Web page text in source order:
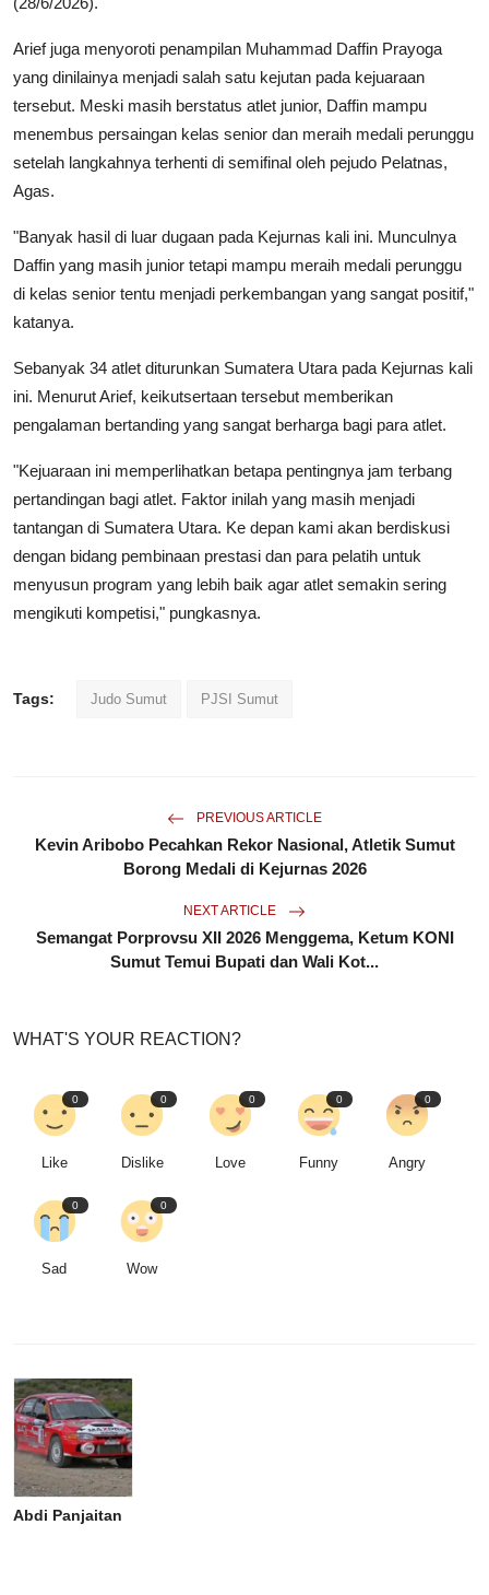
Arief juga menyoroti penampilan Muhammad Daffin Prayoga
yang dinilainya menjadi salah satu kejutan pada kejuaraan
tersebut. Meski masih berstatus atlet junior, Daffin mampu
menembus persaingan kelas senior dan meraih medali perunggu
setelah langkahnya terhenti di semifinal oleh pejudo Pelatnas,
Agas.
"Banyak hasil di luar dugaan pada Kejurnas kali ini. Munculnya
Daffin yang masih junior tetapi mampu meraih medali perunggu
di kelas senior tentu menjadi perkembangan yang sangat positif,"
katanya.
Sebanyak 34 atlet diturunkan Sumatera Utara pada Kejurnas kali
ini. Menurut Arief, keikutsertaan tersebut memberikan
pengalaman bertanding yang sangat berharga bagi para atlet.
"Kejuaraan ini memperlihatkan betapa pentingnya jam terbang
pertandingan bagi atlet. Faktor inilah yang masih menjadi
tantangan di Sumatera Utara. Ke depan kami akan berdiskusi
dengan bidang pembinaan prestasi dan para pelatih untuk
menyusun program yang lebih baik agar atlet semakin sering
mengikuti kompetisi," pungkasnya.
Tags: Judo Sumut PJSI Sumut
PREVIOUS ARTICLE
Kevin Aribobo Pecahkan Rekor Nasional, Atletik Sumut
Borong Medali di Kejurnas 2026
NEXT ARTICLE
Semangat Porprovsu XII 2026 Menggema, Ketum KONI
Sumut Temui Bupati dan Wali Kot...
WHAT'S YOUR REACTION?
0
Like
0
Dislike
0
Love
0
Funny
0
Angry
0
Sad
0
Wow
Abdi Panjaitan